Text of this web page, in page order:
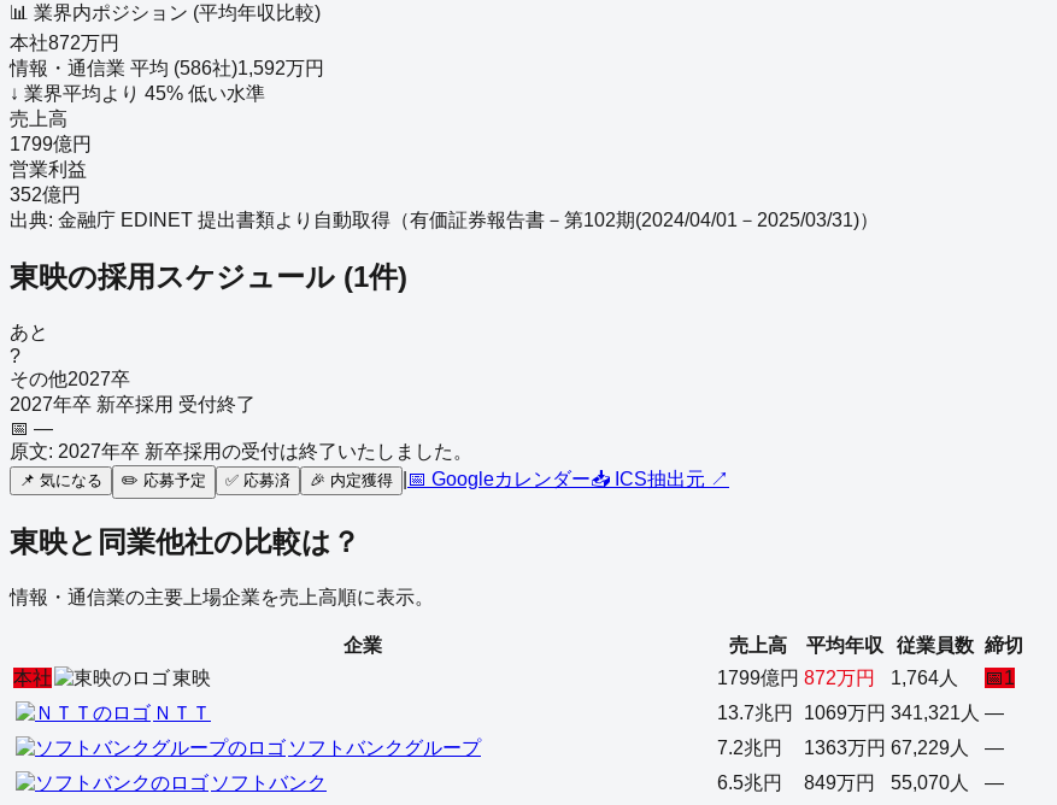
📊 業界内ポジション (平均年収比較)
本社872万円
情報・通信業 平均 (586社)1,592万円
↓ 業界平均より 45% 低い水準
売上高
1799億円
営業利益
352億円
出典: 金融庁 EDINET 提出書類より自動取得（有価証券報告書－第102期(2024/04/01－2025/03/31)）
東映の採用スケジュール (1件)
あと
?
その他2027卒
2027年卒 新卒採用 受付終了
📅 —
原文: 2027年卒 新卒採用の受付は終了いたしました。
📌 気になる ✏️ 応募予定 ✅ 応募済 🎉 内定獲得 📅 Googleカレンダー📥 ICS抽出元 ↗
東映と同業他社の比較は？
情報・通信業の主要上場企業を売上高順に表示。
企業 売上高 平均年収 従業員数 締切
本社
東映 1799億円 872万円 1,764人 📅1
ＮＴＴ
13.7兆円 1069万円 341,321人 —
ソフトバンクグループ
7.2兆円 1363万円 67,229人
—
ソフトバンク
6.5兆円 849万円 55,070人
—